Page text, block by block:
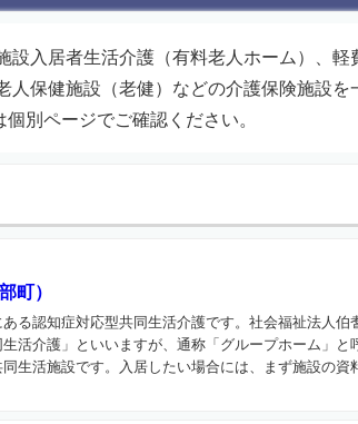
入居者生活介護（有料老人ホーム）、軽
保健施設（老健）などの介護保険施設を
別ページでご確認ください。
町）
る認知症対応型共同生活介護です。社会福祉法人伯
活介護」といいますが、通称「グループホーム」と
生活施設です。入居したい場合には、まず施設の資